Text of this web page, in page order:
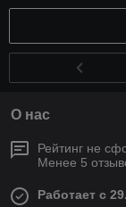
О нас
Рейтинг не
Менее 5
Работает с